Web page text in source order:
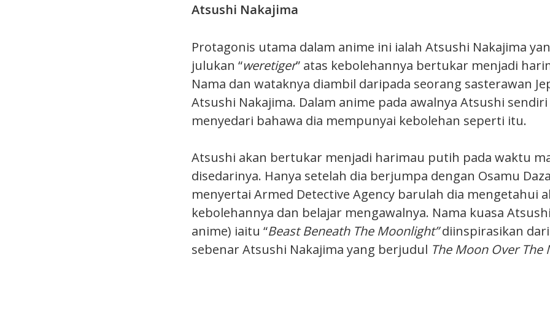
Atsushi Nakajima
Protagonis utama dalam anime ini ialah Atsushi Nakajima
julukan “weretiger” atas kebolehannya bertukar menjadi
Nama dan wataknya diambil daripada seorang sasterawan
Atsushi Nakajima. Dalam anime pada awalnya Atsushi
menyedari bahawa dia mempunyai kebolehan seperti itu.
Atsushi akan bertukar menjadi harimau putih pada waktu
disedarinya. Hanya setelah dia berjumpa dengan Osamu
menyertai Armed Detective Agency barulah dia mengetahui
kebolehannya dan belajar mengawalnya. Nama kuasa
anime) iaitu “Beast Beneath The Moonlight”diinspirasikan
sebenar Atsushi Nakajima yang berjudul The Moon Over The